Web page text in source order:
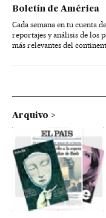
Boletín de América
Cada semana en tu cuenta
reportajes y análisis de los
más relevantes del
Arquivo